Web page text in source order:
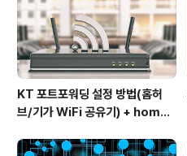
젝트 핵심 ..
KT 포트포워딩 설정 방법(홈허
브/기가 WiFi 공유기) + homeh